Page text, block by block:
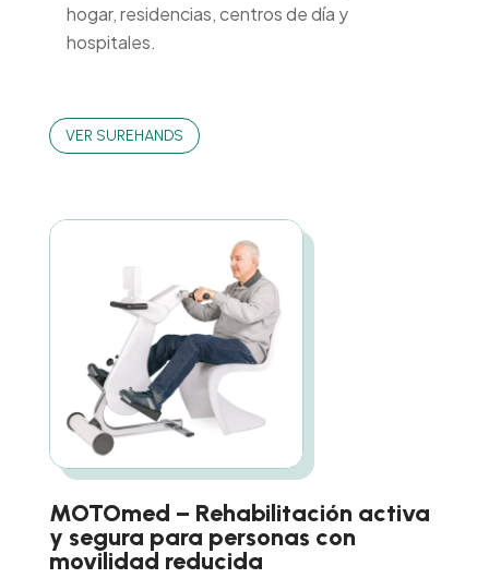
hogar, residencias, centros de día y
hospitales.
VER SUREHANDS
MOTOmed – Rehabilitación activa
y segura para personas con
movilidad reducida